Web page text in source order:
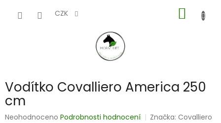
CZK
KOŠÍK
Vodítko Covalliero America 250
cm
Průměrné
Neohodnoceno Podrobnosti hodnocení Značka:Covalliero